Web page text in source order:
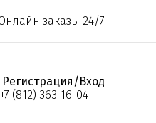
заказы 24/7
Регистрация/Вход
+7 (812) 363-16-04